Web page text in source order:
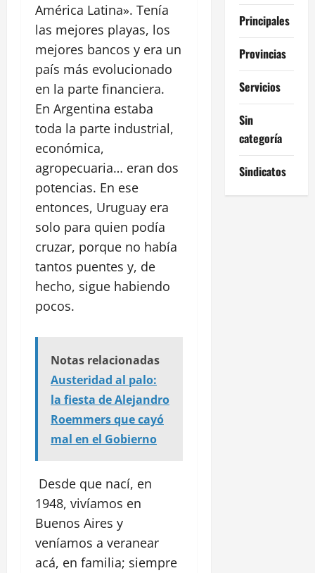
América Latina». Tenía
las mejores playas, los
mejores bancos y era un
país más evolucionado
en la parte financiera.
En Argentina estaba
toda la parte industrial,
económica,
agropecuaria… eran dos
potencias. En ese
entonces, Uruguay era
solo para quien podía
cruzar, porque no había
tantos puentes y, de
hecho, sigue habiendo
pocos.
Notas relacionadas
Austeridad al palo:
la fiesta de Alejandro
Roemmers que cayó
mal en el Gobierno
Desde que nací, en
1948, vivíamos en
Buenos Aires y
veníamos a veranear
acá, en familia; siempre
Principales
Provincias
Servicios
Sin
categoría
Sindicatos